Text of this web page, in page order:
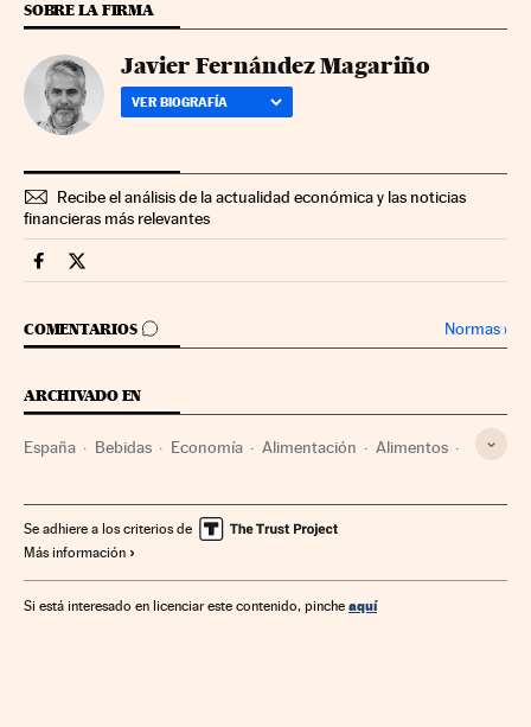
SOBRE LA FIRMA
Javier Fernández Magariño
VER BIOGRAFÍA
Recibe el análisis de la actualidad económica y las noticias
financieras más relevantes
Fortunas Cinco Días en Facebook
Fortunas Cinco Días en Twitter
COMENTARIOS
IR A LOS COMENTARIOS Normas›
ARCHIVADO EN
España Bebidas Economía Alimentación Alimentos
Cervezas Alhambra Ocio Bebidas alcohólicas
Se adhiere a los criterios de
Más información
Si está interesado en licenciar este contenido, pinche aquí